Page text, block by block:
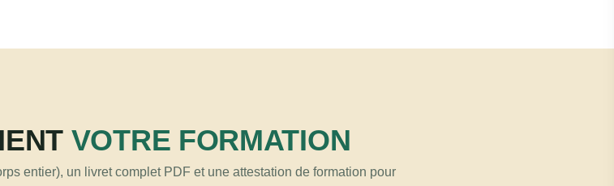
VOTRE FORMATION
entier), un livret complet PDF et une attestation de formation pour